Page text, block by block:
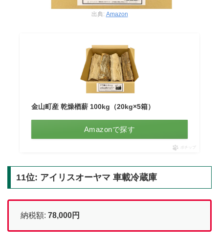
出典: Amazon
金山町産 乾燥楢薪 100kg（20kg×5箱）
Amazonで探す
ポチップ
11位: アイリスオーヤマ 車載冷蔵庫
納税額: 78,000円